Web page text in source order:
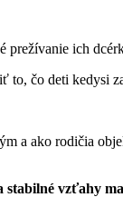
ich
to, čo deti kedysi
a ako rodičia
stabilné vzťahy